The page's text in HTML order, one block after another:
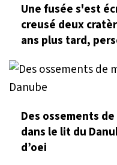
Une fusée s'est
creusé deux
ans plus tard,
Des ossements
dans le lit du
d’oei